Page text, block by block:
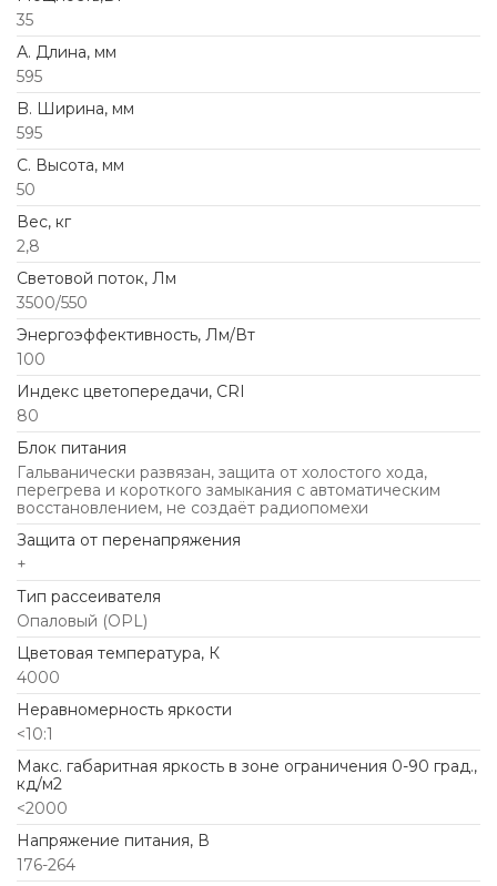
35
А. Длина, мм
595
B. Ширина, мм
595
C. Высота, мм
50
Вес, кг
2,8
Световой поток, Лм
3500/550
Энергоэффективность, Лм/Вт
100
Индекс цветопередачи, CRI
80
Блок питания
Гальванически развязан, защита от холостого хода,
перегрева и короткого замыкания с автоматическим
восстановлением, не создаёт радиопомехи
Защита от перенапряжения
+
Тип рассеивателя
Опаловый (OPL)
Цветовая температура, К
4000
Неравномерность яркости
<10:1
Макс. габаритная яркость в зоне ограничения 0-90 град.,
кд/м2
<2000
Напряжение питания, В
176-264